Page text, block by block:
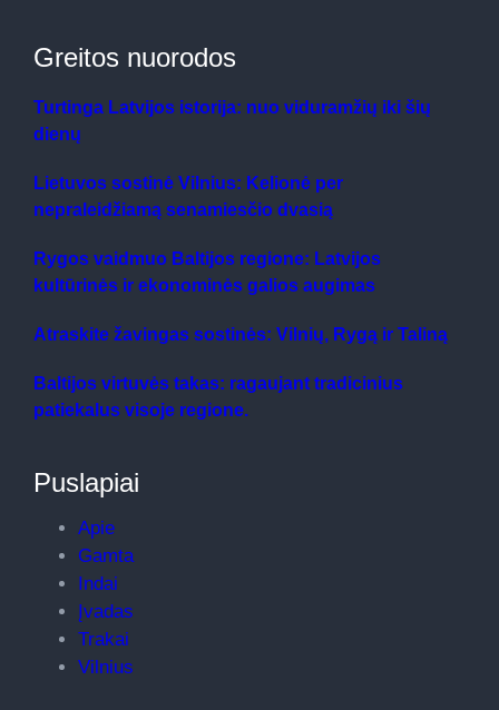
Greitos nuorodos
Turtinga Latvijos istorija: nuo viduramžių iki šių
dienų
Lietuvos sostinė Vilnius: Kelionė per
nepraleidžiamą senamiesčio dvasią
Rygos vaidmuo Baltijos regione: Latvijos
kultūrinės ir ekonominės galios augimas
Atraskite žavingas sostinės: Vilnių, Rygą ir Taliną
Baltijos virtuvės takas: ragaujant tradicinius
patiekalus visoje regione.
Puslapiai
Apie
Gamta
Indai
Įvadas
Trakai
Vilnius